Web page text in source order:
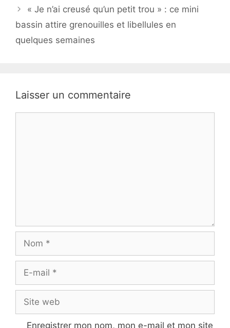
« Je n’ai creusé qu’un petit trou » : ce mini
bassin attire grenouilles et libellules en
quelques semaines
Laisser un commentaire
Nom
Site
web
Enregistrer mon nom, mon e-mail et mon site